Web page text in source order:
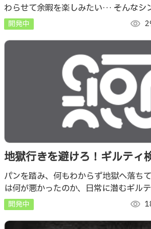
わらせて余暇を楽しみたい… そんなシ
法のようなアプリ「ビビデバテック」
を効率的にして家事を早く終わらせよう
開発中 visibility
地獄行きを避けろ！ギルティ
パンを踏み、何もわからず地獄へ落ち
は何が悪かったのか、日常に潜むギル
るのか みんなもギルティを事前に検知
避しよう！
開発中 visibility